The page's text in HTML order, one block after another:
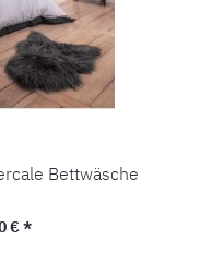
Bettwäsche
€ *